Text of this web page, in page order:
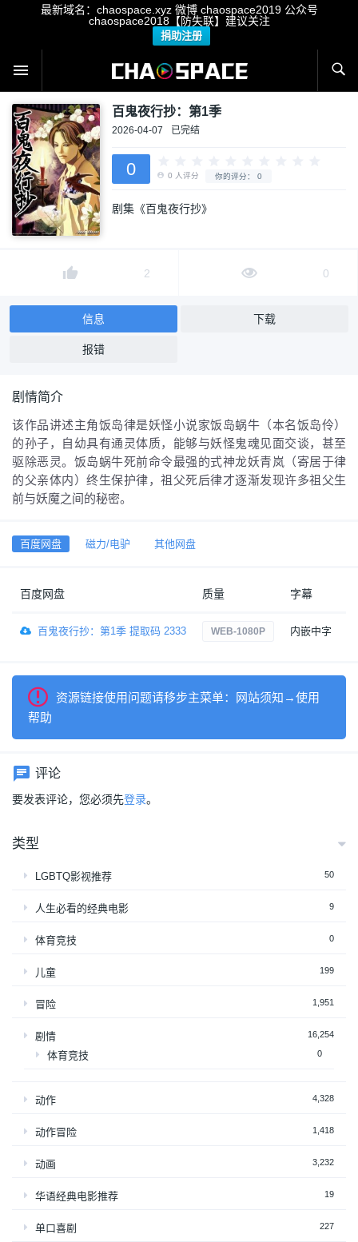
最新域名：chaospace.xyz 微博 chaospace2019 公众号
chaospace2018【防失联】建议关注
捐助注册
百鬼夜行抄：第1季
2026-04-07 已完结
0
剧集《百鬼夜行抄》
2 0
信息 下载
报错
剧情简介
该作品讲述主角饭岛律是妖怪小说家饭岛蜗牛（本名饭岛伶）
的孙子，自幼具有通灵体质，能够与妖怪鬼魂见面交谈，甚至
驱除恶灵。饭岛蜗牛死前命令最强的式神龙妖青岚（寄居于律
的父亲体内）终生保护律，祖父死后律才逐渐发现许多祖父生
前与妖魔之间的秘密。
百度网盘 磁力/电驴 其他网盘
百度网盘 质量 字幕
百鬼夜行抄：第1季 提取码 2333 WEB-1080P 内嵌中字
资源链接使用问题请移步主菜单：网站须知→使用
帮助
评论
要发表评论，您必须先登录。
类型
LGBTQ影视推荐 50
人生必看的经典电影 9
体育竞技 0
儿童 199
冒险 1,951
剧情 16,254
体育竞技 0
动作 4,328
动作冒险 1,418
动画 3,232
华语经典电影推荐 19
单口喜剧 227